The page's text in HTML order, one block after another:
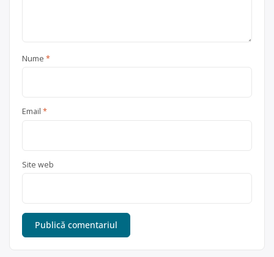
Nume *
Email *
Site web